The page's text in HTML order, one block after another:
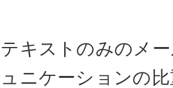
キストのみのメ
ニケーションの